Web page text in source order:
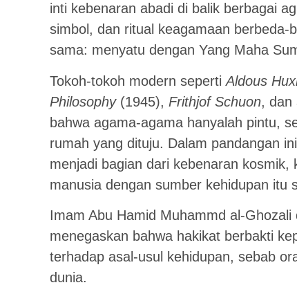
inti kebenaran abadi di balik berbagai
simbol, dan ritual keagamaan
sama: menyatu dengan Yang Maha
Tokoh-tokoh modern sepertiAldous
Philosophy(1945), Frithjof Schuon, dan
bahwa agama-agama hanyalah pintu,
rumah yang dituju. Dalam pandangan
menjadi bagian dari kebenaran
manusia dengan sumber kehidupan itu
Imam Abu Hamid Muhammd al-Ghozali
menegaskan bahwa hakikat berbakti
terhadap asal-usul kehidupan, sebab
dunia.